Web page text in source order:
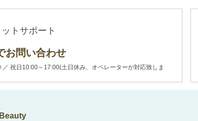
トサポート
お問い合わせ
祝日10:00～17:00(土日休み、オペレーターが対応致しま